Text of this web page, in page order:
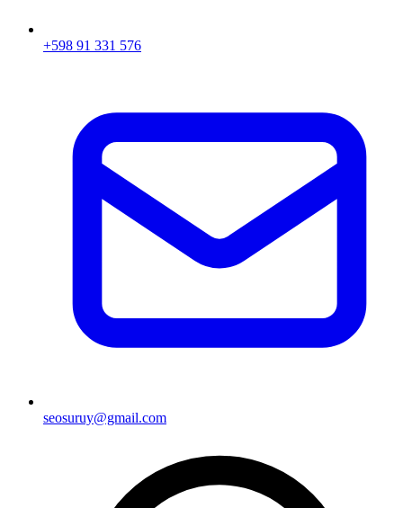
+598 91 331 576
seosuruy@gmail.com